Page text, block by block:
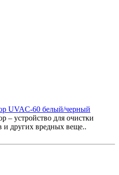
UVAC-60 белый/черный
– устройство для очистки
и других вредных веще..